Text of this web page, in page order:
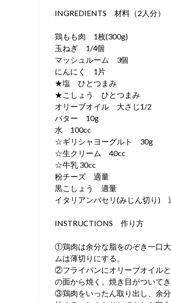
INGREDIENTS 材料（2人分）
鶏もも肉 1枚(300g)
玉ねぎ 1/4個
マッシュルーム 3個
にんにく 1片
★塩 ひとつまみ
★こしょう ひとつまみ
オリーブオイル 大さじ1/2
バター 10g
水 100cc
☆ギリシャヨーグルト 30g
☆生クリーム 40cc
☆牛乳 30cc
粉チーズ 適量
黒こしょう 適量
イタリアンパセリ(みじん切り)
INSTRUCTIONS 作り方
①鶏肉は余分な脂をのぞき一口
ムは薄切りにする。
②フライパンにオリーブオイル
の面から焼く。焼き目がついて
③鶏肉をいったん取り出し、余